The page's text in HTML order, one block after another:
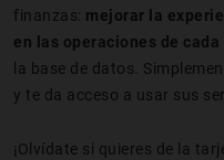
finanzas: mejorar la
en las operaciones de
la base de datos.
y te da acceso a usar sus
¡Olvídate si quieres de la